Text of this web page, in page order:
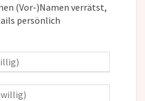
(Vor-)Namen verrätst,
persönlich